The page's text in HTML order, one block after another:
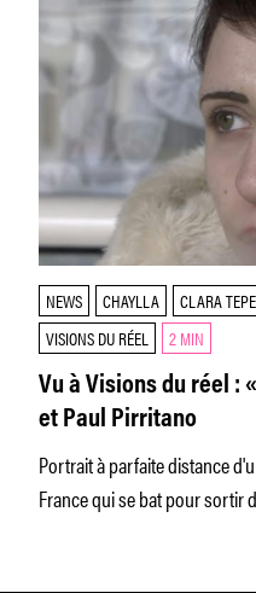
NEWS CHAYLLA
CLARA
VISIONS DU RÉEL
2 MIN
Vu à Visions du réel :
et Paul Pirritano
Portrait à parfaite distance
France qui se bat pour sortir